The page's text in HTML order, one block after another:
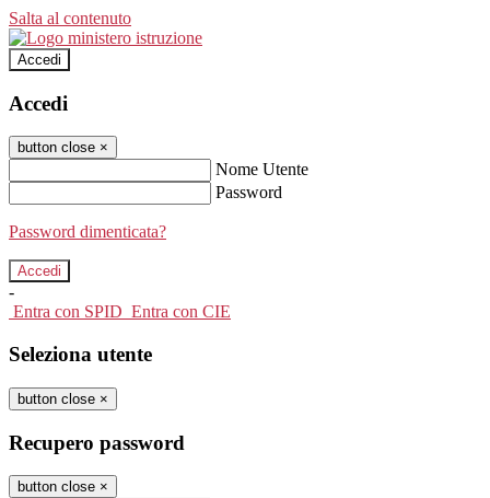
Salta al contenuto
Accedi
Accedi
button close ×
Nome Utente
Password
Password dimenticata?
-
Entra con SPID Entra con CIE
Seleziona utente
button close ×
Recupero password
button close ×